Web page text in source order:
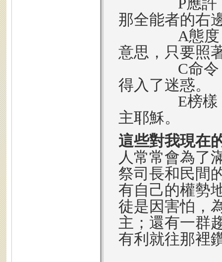
那全能者的右
A態度：應
意思，只要照
C命令：應
得入了迷惑。
E榜樣：為
主耶穌。
這些對我現在
人常常會為了
祭司長和民間
有自己的權勢
徒是因害怕，
主；還有一群
有利就往那裡